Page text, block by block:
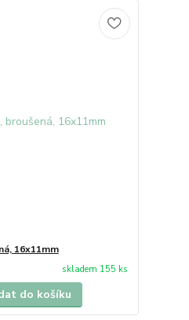
16x11mm
skladem 155 ks
do košíku